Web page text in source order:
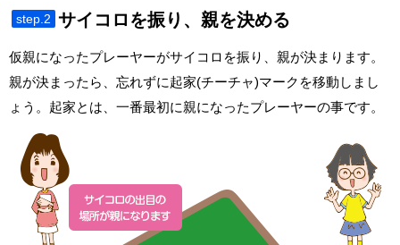
step.2 サイコロを振り、親を決める
仮親になったプレーヤーがサイコロを振り、親が決まります。
親が決まったら、忘れずに起家(チーチャ)マークを移動しまし
ょう。起家とは、一番最初に親になったプレーヤーの事です。